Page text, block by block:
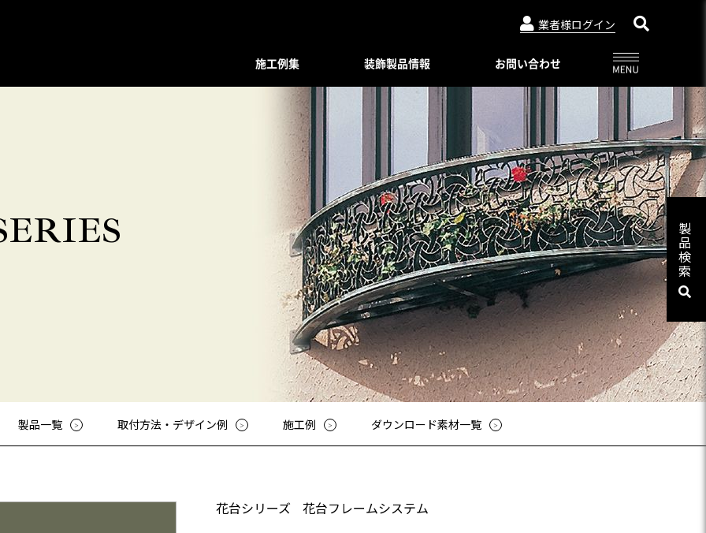
業者様ログイン
施工例集
階段手摺
プレバインシリーズ
ハンマード・デザイン
ユニットタイプ
和柄・コンビネーション ユニット
ホーリーユニットタイプ
ABタイプ
和モダンタイプ
アンティックパネル
アルテックメタルパネル
装飾手摺子・アンティック手摺子
アッシューシリーズ
花台シリーズ
T-80・T-85手摺子シリーズ
スライド門扉
アルビュー（フェンス）
ロートアイアン
装飾製品情報
ハンマード・デザイン
和柄・コンビネーション ユニット
ホーリーユニットタイプ
アルテックメタルパネル
装飾手摺子・アンティック手摺子
T-80・T-85手摺子シリーズ
スライド門扉
アルビュー（フェンス）
特別注文仕様（製品比較表）
レジデンシャルシリーズ
ロートアイアン
スライディングゲートL/オートスライ
ディングゲート L
オートゲートシステム
標準色・色見本
アルテック製品の安全で正しい使い方
お問い合わせ
03-3764-5811 メールでのお問合せ
06-6644-6421 メールでのお問合せ
092-482-8435 メールでのお問合せ
03-3764-5811 メールでのお問合せ
03-3764-5811 メールでのお問合せ
ニュースリリース
会社概要
WEBカタログ一覧
著作権・特許について
プライバシーポリシー
Online shop
アルドレックス
Online shop
アルフェーズ
Aluteck-TOSO
アルテック塗装
製品一覧 取付方法・デザイン例 施工例 ダウンロード素材一覧
製
品
検
索
花台シリーズ 花台フレームシステム